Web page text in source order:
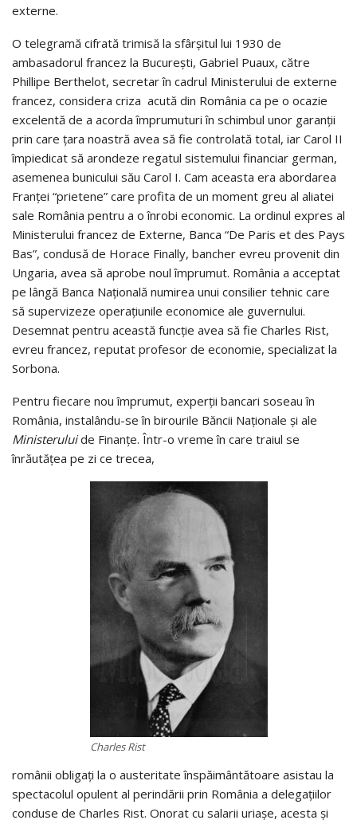
externe.
O telegramă cifrată trimisă la sfârșitul lui 1930 de
ambasadorul francez la București, Gabriel Puaux, către
Phillipe Berthelot, secretar în cadrul Ministerului de externe
francez, considera criza acută din România ca pe o ocazie
excelentă de a acorda împrumuturi în schimbul unor garanții
prin care țara noastră avea să fie controlată total, iar Carol II
împiedicat să arondeze regatul sistemului financiar german,
asemenea bunicului său Carol I. Cam aceasta era abordarea
Franței “prietene” care profita de un moment greu al aliatei
sale România pentru a o înrobi economic. La ordinul expres al
Ministerului francez de Externe, Banca “De Paris et des Pays
Bas”, condusă de Horace Finally, bancher evreu provenit din
Ungaria, avea să aprobe noul împrumut. România a acceptat
pe lângă Banca Națională numirea unui consilier tehnic care
să supervizeze operațiunile economice ale guvernului.
Desemnat pentru această funcție avea să fie Charles Rist,
evreu francez, reputat profesor de economie, specializat la
Sorbona.
Pentru fiecare nou împrumut, experții bancari soseau în
România, instalându-se în birourile Băncii Naționale și ale
Ministeruluide Finanțe. Într-o vreme în care traiul se
înrăutățea pe zi ce trecea,
Charles Rist
românii obligați la o austeritate înspăimântătoare asistau la
spectacolul opulent al perindării prin România a delegațiilor
conduse de Charles Rist. Onorat cu salarii uriașe, acesta și